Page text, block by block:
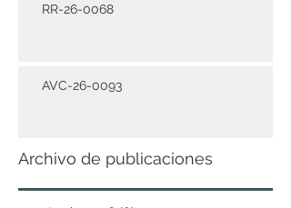
RR-26-0068
AVC-26-0093
Archivo de publicaciones